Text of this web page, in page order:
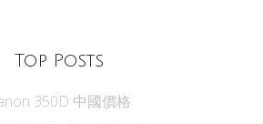
Top Posts
350D 中國價格